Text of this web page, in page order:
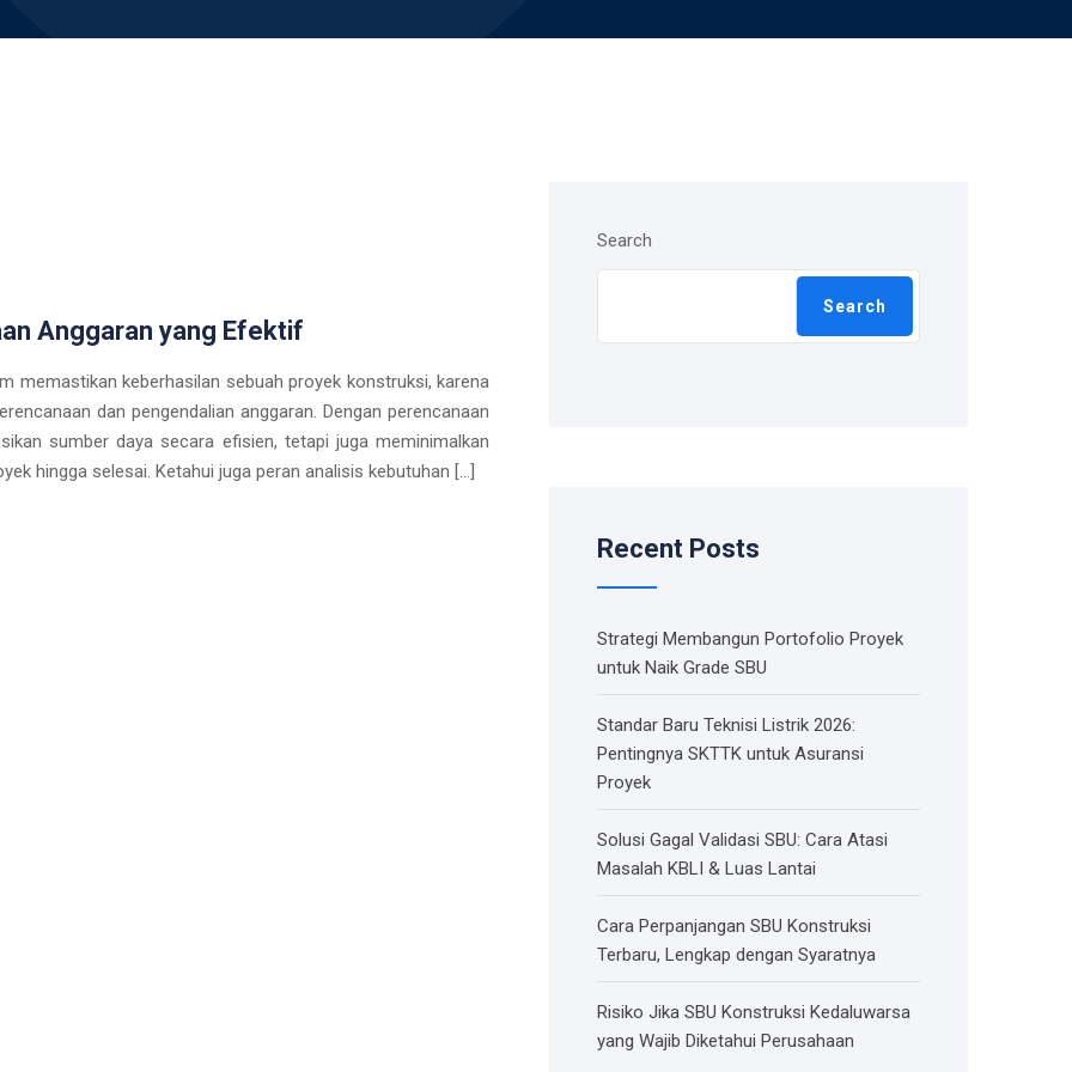
Anggaran yang Efektif
memastikan keberhasilan sebuah proyek konstruksi, karena
dan pengendalian anggaran. Dengan perencanaan
sumber daya secara efisien, tetapi juga meminimalkan
hingga selesai. Ketahui juga peran analisis kebutuhan […]
Search
Search
Recent Posts
Strategi Membangun Portofolio Proyek
untuk Naik Grade SBU
Standar Baru Teknisi Listrik 2026:
Pentingnya SKTTK untuk Asuransi
Proyek
Solusi Gagal Validasi SBU: Cara Atasi
Masalah KBLI & Luas Lantai
Cara Perpanjangan SBU Konstruksi
Terbaru, Lengkap dengan Syaratnya
Risiko Jika SBU Konstruksi Kedaluwarsa
yang Wajib Diketahui Perusahaan